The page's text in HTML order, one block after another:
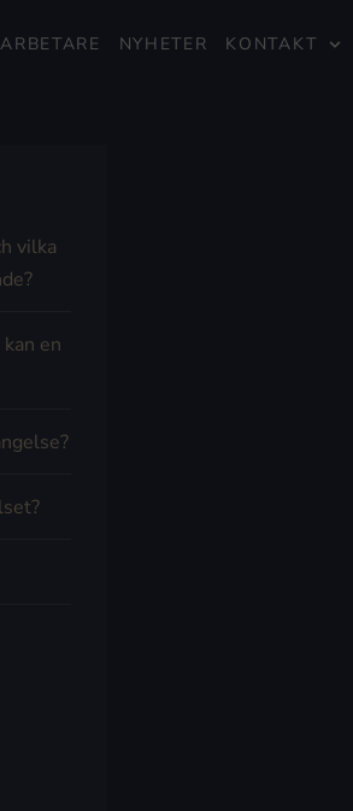
NYHETER KONTAKT
vilka
en